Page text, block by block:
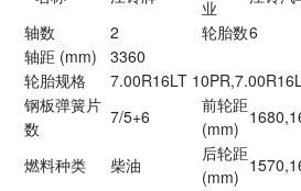
业
轴数
2 轮胎数6
轴距 (mm)
3360
轮胎规格
7.00R16LT
钢板弹簧片
数
7/5+6
前轮距
(mm)
燃料种类 柴油
后轮距
(mm)